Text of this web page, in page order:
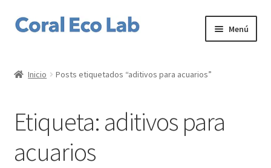
Ir
navegación
Ir
Menú
Productos
Servicios
Inicio Posts etiquetados “aditivos para acuarios”
Etiqueta: aditivos para
acuarios